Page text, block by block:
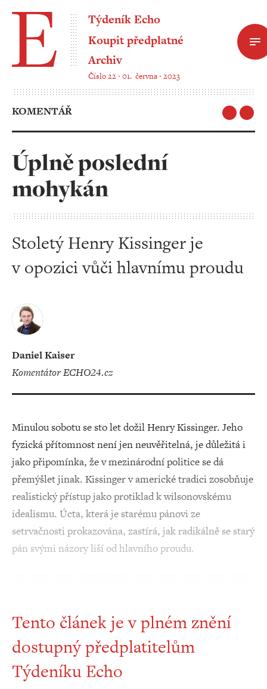
Týdeník Echo
Koupit předplatné
Archiv
Číslo 22 ‧ 01. června ‧ 2023
KOMENTÁŘ
Úplně poslední
mohykán
Stoletý Henry Kissinger je
v opozici vůči hlavnímu proudu
Daniel Kaiser
komentátor ECHO24.cz
Minulou sobotu se sto let dožil Henry Kissinger. Jeho
fyzická přítomnost není jen neuvěřitelná, je důležitá i
jako připomínka, že v mezinárodní politice se dá
přemýšlet jinak. Kissinger v americké tradici zosobňuje
realistický přístup jako protiklad k wilsonovskému
idealismu. Úcta, která je starému pánovi ze
setrvačnosti prokazována, zastírá, jak radikálně se starý
pán svými názory liší od hlavního proudu.
Tento článek je v plném znění
dostupný předplatitelům
Týdeníku Echo